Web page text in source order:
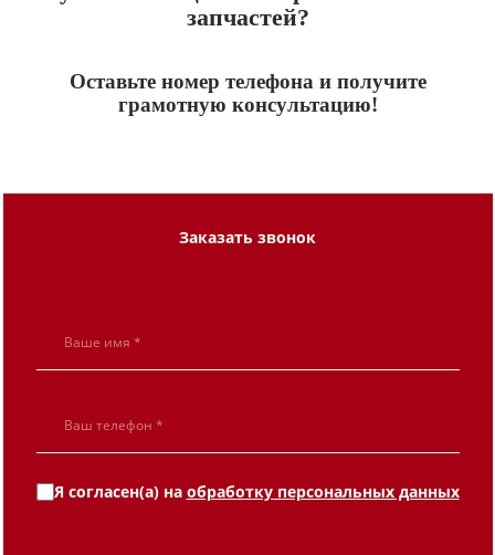
Заказать звонок
Я согласен(а) на обработку персональных данных
запчастей?
Оставьте номер телефона и получите
грамотную консультацию!